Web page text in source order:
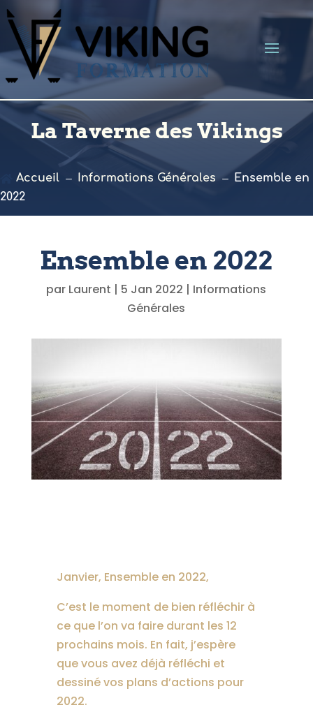
La Taverne des Vikings
Accueil K Informations Générales K Ensemble en
2022
Ensemble en 2022
par Laurent | 5 Jan 2022 | Informations
Générales
Janvier, Ensemble en 2022,
C’est le moment de bien réfléchir à
ce que l’on va faire durant les 12
prochains mois. En fait, j’espère
que vous avez déjà réfléchi et
dessiné vos plans d’actions pour
2022.